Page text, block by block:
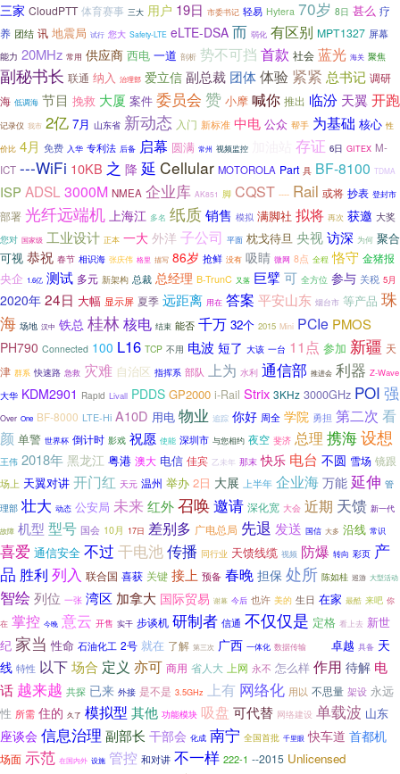
三家 CloudPTT 体育赛事 三大 用户 19日 市委书记 轻易 Hytera 70岁 8日 甚么 疗
养 团结 讯 地震局 试行 您大 Safety-LTE eLTE-DSA 而 弱化 有区别 MPT1327 屏幕
能力 20MHz 常用 供应商 西电 一道 剖析 势不可挡 首款 社会 蓝光 海关 聚焦
副秘书长 联通 纳入 治理部 爱立信 副总裁 团体体验 紧紧 总书记 调研
海 低调海 节目 挽救 大厦 案件 委员会 赞 小摩 喊你 推出 临汾 天翼 开跑
记录仪 我市 2亿 7月 山东省 新动态 入门 新标准 中电 公众 帮手 为基础 核心 性
价比 4月 免费 入华 专利法 后备 启幕 圆满 常州 视频监控 存证 6日 GITEX M-
ICT ---WiFi 10KB 之 降延 Cellular MOTOROLA Part 具 BF-8100 TDMA
ISP ADSL 3000M NMEA 企业库 AK851 脚 CQST ---- Rail 或将 抄表 登封市
部署 光纤远端机 上海江 多名 纸质销售 模拟 满脚社 拟将 再次 获邀 大奖
您对 国家级 工业设计 正本 一大 外洋 子公司 平面 枕戈待旦 央视访深 为何 聚合
可视 恭祝 春节 相识海 张庆伟 格里 描写 86岁 抢鲜 没有 吸睛 微网 8点 全程 恪守 金猪报
央企 1.6亿 测试 多元 新架构 总裁 总经理 B-TrunC 又落 巨擘 可 全方位 参与 关税 5月
2020年 24日 大幅 显示屏 夏季 远距离 用在 答案 平安山东 烟台市 等产品 珠
海 场地 汉中 铁总 桂林 核电 结束 能否 千万 32个 2015 Mini PCIe PMOS
PH790 Connected 100 L16 TCP 不用 电波 短了 大该 一台 11点 参加 新疆 天
津 群系 快速路 急救 灾难 自治区 指挥系 部队 上为 水利 通信部 推进会 利器 Z-Wave
大华 KDM2901 Rapid Livall PDDS GP2000 i-Rail Strix 3KHz 3000GHz POI 强
Over One BF-8000 LTE-Hi A10D 用电 物业 追踪 你好 周全 学院 勇担 第二次 看
颜 单警 世界杯 倒计时 影戏 祝愿 使能 深圳市 与您相约 夜空 斐济 总理 携海设想
王伟 2018年黑龙江 粤港 澳大 电信 佳宾 乙未年 那末 快乐 电台 不圆 雪场 镜跟
场上 天翼对讲 开门红 天元 温州 举办 2日 大展 上半年 企业海 万能 延伸 管
理部 壮大 动态 公安局 未来 红外召唤邀请 深化宽 大会 近期 天馈 新一代
故障 机型 型号 国会 10月 17日 差别多 广电总局 先退 发送 国信 大多 沿线 常识
喜爱 通信安全 不过 干电池传播 同行业 天馈线缆 视频 防爆 转向 彩页 产
品 胜利 列入 联合国 喜获 关键 接上 预备 春晚 担保 处所 陈如桂 巡游 大型活动
智绘 列位 一张 湾区 加拿大 国际贸易 谢幕 今后 也许 美的 生日 在家 最酷 来吧 你
在 掌控 今晚 意云 开售 实干 步谈机 研制者 信通 不仅仅是 定格 看上去 新世
纪 家当 性命 石油化工 2号 就在 了解 第三次 广西 一体化 数据传输 卓越 具备 天
线 特性 以下场合 定义 亦可 商用 省人大 上网 永不 怎么样 作用 待解 电
话 越来越 共探 已来 外接 是不是 3.5GHz 上有 网络化 用以 不思量 架设 永远
性 所需 住的 久了 模拟型 其他 功能模块 吸盘 可代替 网络建设 单载波 山东
座谈会 信息治理 副部长 干部会 化成 南宁 全国首批 千里眼 快车道 首都机
场面 示范 在国内外 设施 管控 和对讲 不一样 222-1 --2015 Unlicensed